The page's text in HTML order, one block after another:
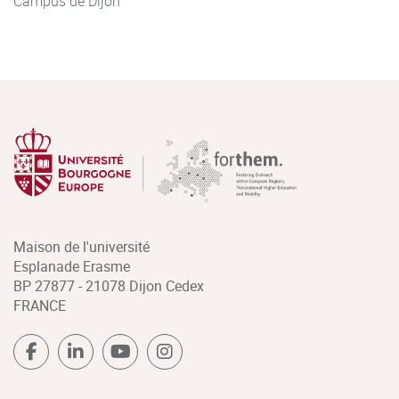
Maison de l'université
Esplanade Erasme
BP 27877 - 21078 Dijon Cedex
FRANCE